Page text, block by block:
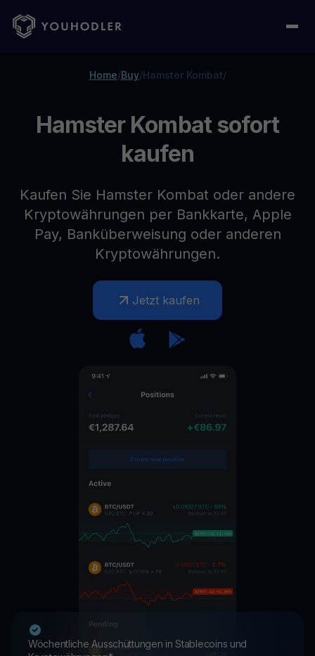
Home/Buy/Hamster Kombat/
Hamster Kombat sofort
kaufen
Kaufen Sie Hamster Kombat oder andere
Kryptowährungen per Bankkarte, Apple
Pay, Banküberweisung oder anderen
Kryptowährungen.
Jetzt kaufen
Wöchentliche Ausschüttungen in Stablecoins und